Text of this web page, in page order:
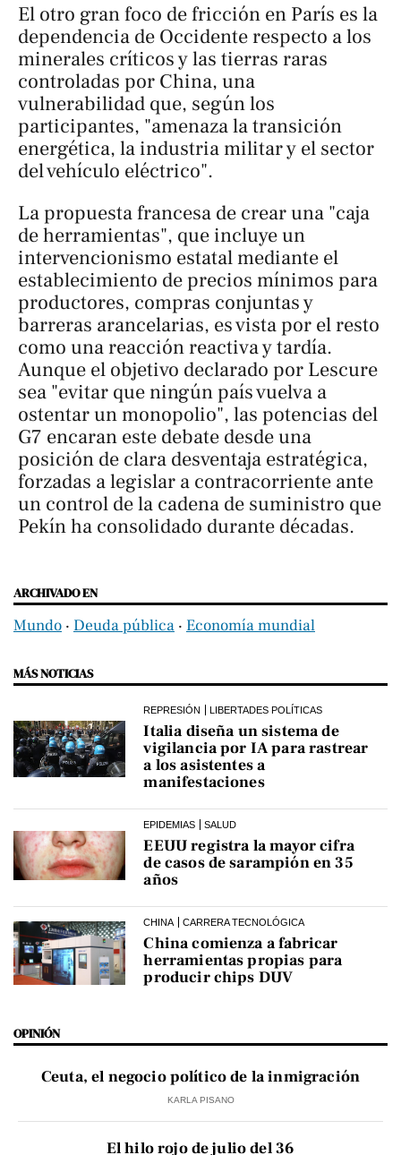
El otro gran foco de fricción en París es la
dependencia de Occidente respecto a los
minerales críticos y las tierras raras
controladas por China, una
vulnerabilidad que, según los
participantes, "amenaza la transición
energética, la industria militar y el sector
del vehículo eléctrico".
La propuesta francesa de crear una "caja
de herramientas", que incluye un
intervencionismo estatal mediante el
establecimiento de precios mínimos para
productores, compras conjuntas y
barreras arancelarias, es vista por el resto
como una reacción reactiva y tardía.
Aunque el objetivo declarado por Lescure
sea "evitar que ningún país vuelva a
ostentar un monopolio", las potencias del
G7 encaran este debate desde una
posición de clara desventaja estratégica,
forzadas a legislar a contracorriente ante
un control de la cadena de suministro que
Pekín ha consolidado durante décadas.
ARCHIVADO EN
Mundo ‧ Deuda pública ‧ Economía mundial
MÁS NOTICIAS
REPRESIÓN LIBERTADES POLÍTICAS
Italia diseña un sistema de
vigilancia por IA para rastrear
a los asistentes a
manifestaciones
EPIDEMIAS SALUD
EEUU registra la mayor cifra
de casos de sarampión en 35
años
CHINA CARRERA TECNOLÓGICA
China comienza a fabricar
herramientas propias para
producir chips DUV
OPINIÓN
Ceuta, el negocio político de la inmigración
KARLA PISANO
El hilo rojo de julio del 36